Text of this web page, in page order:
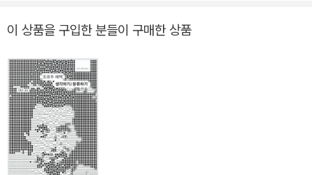
를 엿볼 수 있는 흥미롭고 귀중한 텍스트이다. 작가가 자신의 꿈을 얼
마나 객관적으로 기록했는지는 알 수 없지만, 작중에 이니셜로 등장
하는 인물 대부분이 실존했던 페렉의 지인들이고 지명이나 장소 역시
실제로 페렉이 살았거나 방문했던 곳임을 고려하면 이 책에 기록된
꿈의 세계가 작가의 사적 경험과 기억에 기초하고 있다는 것만은 분
명해 보인다. 각 꿈에 등장하는 인물, 지명, 주요 사건과 관련한 전기
적 사실이나 배경지식을 상세히 담은 역자 조재룡 교수의 주석은 이
작품을, 나아가 한 작가의 삶을 더욱 깊숙이 탐구하고자 하는 독자들
이 상품을 구입한 분들이 구매한 상품